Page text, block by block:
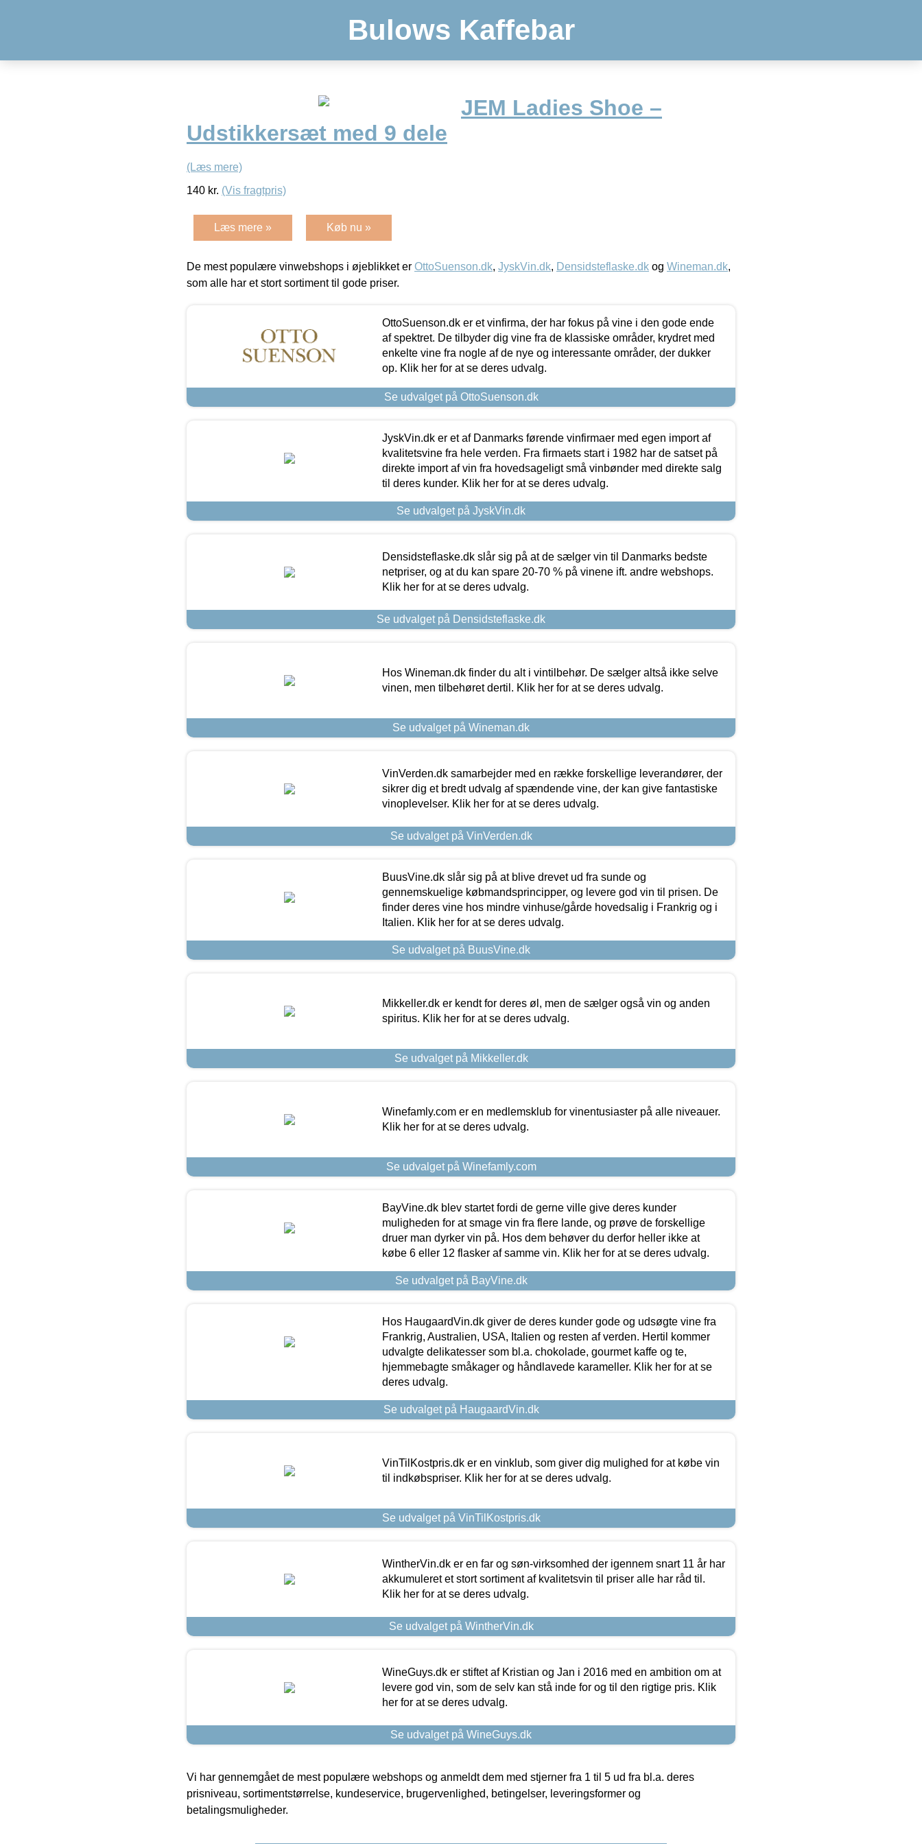
Bulows Kaffebar
JEM Ladies Shoe –
Udstikkersæt med 9 dele
(Læs mere)
140 kr. (Vis fragtpris)
Læs mere » Køb nu »
De mest populære vinwebshops i øjeblikket er OttoSuenson.dk, JyskVin.dk, Densidsteflaske.dk og Wineman.dk,
som alle har et stort sortiment til gode priser.
OttoSuenson.dk er et vinfirma, der har fokus på vine i den gode ende
af spektret. De tilbyder dig vine fra de klassiske områder, krydret med
enkelte vine fra nogle af de nye og interessante områder, der dukker
op. Klik her for at se deres udvalg.
Se udvalget på OttoSuenson.dk
JyskVin.dk er et af Danmarks førende vinfirmaer med egen import af
kvalitetsvine fra hele verden. Fra firmaets start i 1982 har de satset på
direkte import af vin fra hovedsageligt små vinbønder med direkte salg
til deres kunder. Klik her for at se deres udvalg.
Se udvalget på JyskVin.dk
Densidsteflaske.dk slår sig på at de sælger vin til Danmarks bedste
netpriser, og at du kan spare 20-70 % på vinene ift. andre webshops.
Klik her for at se deres udvalg.
Se udvalget på Densidsteflaske.dk
Hos Wineman.dk finder du alt i vintilbehør. De sælger altså ikke selve
vinen, men tilbehøret dertil. Klik her for at se deres udvalg.
Se udvalget på Wineman.dk
VinVerden.dk samarbejder med en række forskellige leverandører, der
sikrer dig et bredt udvalg af spændende vine, der kan give fantastiske
vinoplevelser. Klik her for at se deres udvalg.
Se udvalget på VinVerden.dk
BuusVine.dk slår sig på at blive drevet ud fra sunde og
gennemskuelige købmandsprincipper, og levere god vin til prisen. De
finder deres vine hos mindre vinhuse/gårde hovedsalig i Frankrig og i
Italien. Klik her for at se deres udvalg.
Se udvalget på BuusVine.dk
Mikkeller.dk er kendt for deres øl, men de sælger også vin og anden
spiritus. Klik her for at se deres udvalg.
Se udvalget på Mikkeller.dk
Winefamly.com er en medlemsklub for vinentusiaster på alle niveauer.
Klik her for at se deres udvalg.
Se udvalget på Winefamly.com
BayVine.dk blev startet fordi de gerne ville give deres kunder
muligheden for at smage vin fra flere lande, og prøve de forskellige
druer man dyrker vin på. Hos dem behøver du derfor heller ikke at
købe 6 eller 12 flasker af samme vin. Klik her for at se deres udvalg.
Se udvalget på BayVine.dk
Hos HaugaardVin.dk giver de deres kunder gode og udsøgte vine fra
Frankrig, Australien, USA, Italien og resten af verden. Hertil kommer
udvalgte delikatesser som bl.a. chokolade, gourmet kaffe og te,
hjemmebagte småkager og håndlavede karameller. Klik her for at se
deres udvalg.
Se udvalget på HaugaardVin.dk
VinTilKostpris.dk er en vinklub, som giver dig mulighed for at købe vin
til indkøbspriser. Klik her for at se deres udvalg.
Se udvalget på VinTilKostpris.dk
WintherVin.dk er en far og søn-virksomhed der igennem snart 11 år har
akkumuleret et stort sortiment af kvalitetsvin til priser alle har råd til.
Klik her for at se deres udvalg.
Se udvalget på WintherVin.dk
WineGuys.dk er stiftet af Kristian og Jan i 2016 med en ambition om at
levere god vin, som de selv kan stå inde for og til den rigtige pris. Klik
her for at se deres udvalg.
Se udvalget på WineGuys.dk
Vi har gennemgået de mest populære webshops og anmeldt dem med stjerner fra 1 til 5 ud fra bl.a. deres
prisniveau, sortimentstørrelse, kundeservice, brugervenlighed, betingelser, leveringsformer og
betalingsmuligheder.